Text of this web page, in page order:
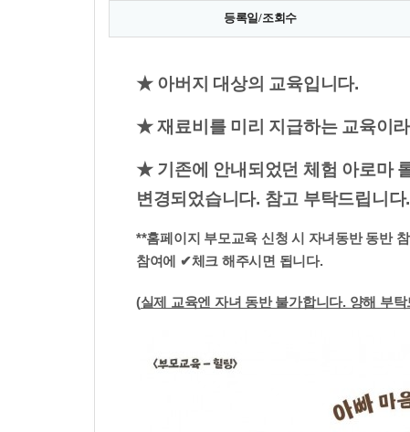
등록일/조회수
★ 아버지 대상의 교육입니다.
★ 재료비를 미리 지급하는 교육이
★ 기존에 안내되었던 체험 아로마
변경되었습니다. 참고 부탁드립니다.
**홈페이지 부모교육 신청 시 자녀동반 동반
참여에 ✔체크 해주시면 됩니다.
(실제 교육엔 자녀 동반 불가합니다. 양해 부